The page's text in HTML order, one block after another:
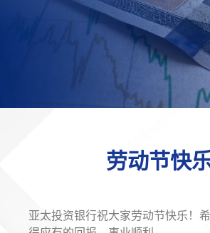
劳动节快
亚太投资银行祝大家劳动节快乐！